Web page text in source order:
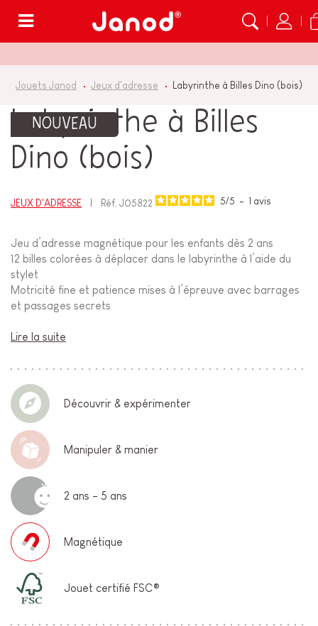
Jouets Janod Jeux d'adresse Labyrinthe à Billes Dino (bois)
NOUVEAU
Labyrinthe à Billes
Dino (bois)
JEUX D'ADRESSE Réf. J05822 5/5 - 1 avis
Jeu d’adresse magnétique pour les enfants dès 2 ans
12 billes colorées à déplacer dans le labyrinthe à l’aide du
stylet
Motricité fine et patience mises à l’épreuve avec barrages
et passages secrets
Lire la suite
Découvrir & expérimenter
Manipuler & manier
2 ans - 5 ans
Magnétique
Jouet certifié FSC®